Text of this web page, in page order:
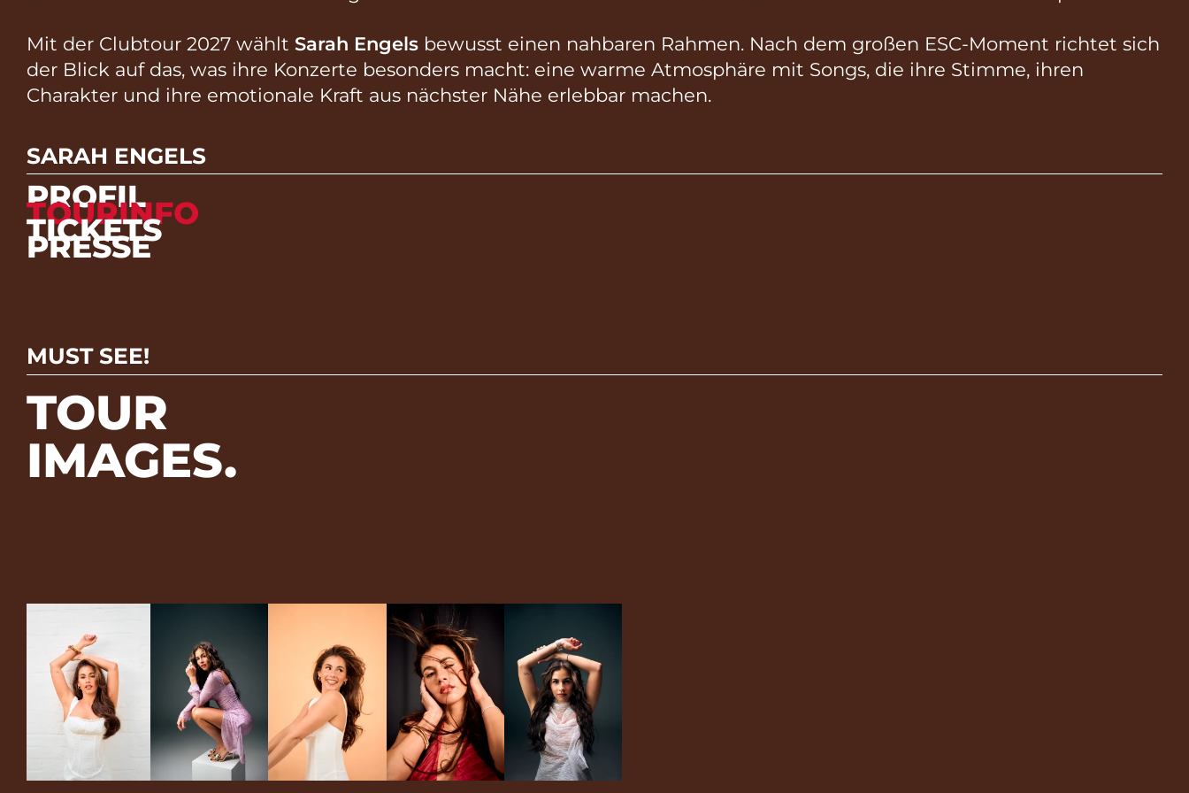
Mit der Clubtour 2027 wählt Sarah Engels bewusst einen nahbaren Rahmen. Nach dem großen ESC-Moment richtet sich
der Blick auf das, was ihre Konzerte besonders macht: eine warme Atmosphäre mit Songs, die ihre Stimme, ihren
Charakter und ihre emotionale Kraft aus nächster Nähe erlebbar machen.
SARAH ENGELS
PROFIL
TOURINFO
TICKETS
PRESSE
MUST SEE!
TOUR
IMAGES.